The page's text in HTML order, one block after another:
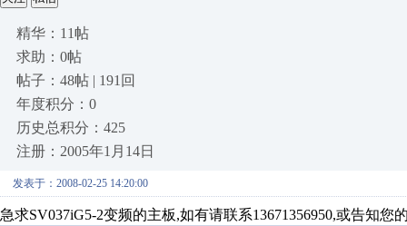
精华：11帖
求助：0帖
帖子：48帖 | 191回
年度积分：0
历史总积分：425
注册：2005年1月14日
发表于：2008-02-25 14:20:00
急求SV037iG5-2变频的主板,如有请联系13671356950,或告知您